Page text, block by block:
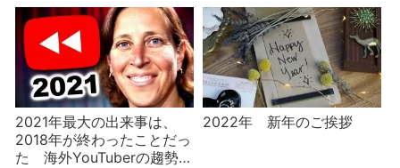
2021年最大の出来事は、
2018年が終わったことだっ
た 海外YouTuberの趨勢か
2022年 新年のご挨拶